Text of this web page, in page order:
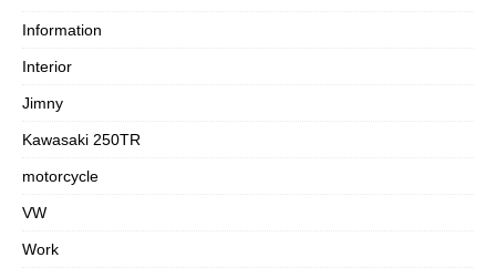
Information
Interior
Jimny
Kawasaki 250TR
motorcycle
VW
Work